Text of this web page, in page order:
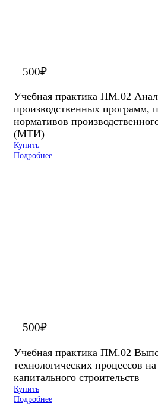
500₽
Учебная практика ПМ.02
производственных программ,
нормативов
(МТИ)
Купить
Подробнее
500₽
Учебная практика ПМ.02
технологических процессов
капитального строительств
Купить
Подробнее